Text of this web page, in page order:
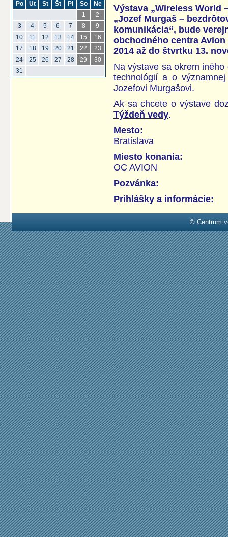
Po Ut St Št Pi So
Ne
1
2
3
4 5 6 7 8
9
10
11 12 13 14 15
16
17
18 19 20 21 22
23
24
25 26 27 28 29
30
31
Výstava „Wireless World
„Jozef Murgaš –
komunikácia“, bude
obchodného centra
2014 až do štvrtku 13.
Na výstave sa okrem
technológií a o
Jozefovi Murgašovi.
Ak sa chcete o výstave
Týždeň vedy.
Mesto:
Bratislava
Miesto konania:
OC AVION
Pozvánka:
Prihlášky a informácie:
© Centrum